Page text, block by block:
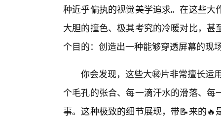
种近乎偏执的视觉美学追求。在这些
大胆的撞色、极其考究的冷暖对比，
个目的：创造出一种能够穿透屏幕的现
你会发现，这些大㊙️片非常擅长运
个毛孔的张合、每一滴汗水的滑落、
事。这种极致的细节展现，带📝来的